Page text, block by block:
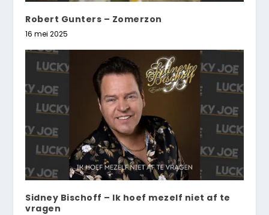
Robert Gunters – Zomerzon
16 mei 2025
Sidney Bischoff – Ik hoef mezelf niet af te
vragen